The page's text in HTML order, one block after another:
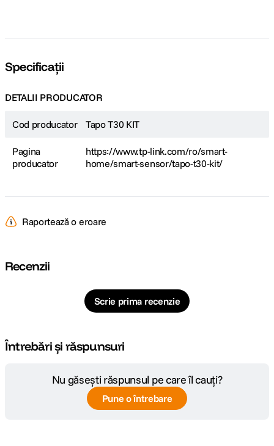
Specificații
DETALII PRODUCATOR
Cod producator Tapo T30 KIT
Pagina
producator
https://www.tp-link.com/ro/smart-
home/smart-sensor/tapo-t30-kit/
Raportează o eroare
Recenzii
Scrie prima recenzie
Întrebări și răspunsuri
Nu găsești răspunsul pe care îl cauți?
Pune o întrebare